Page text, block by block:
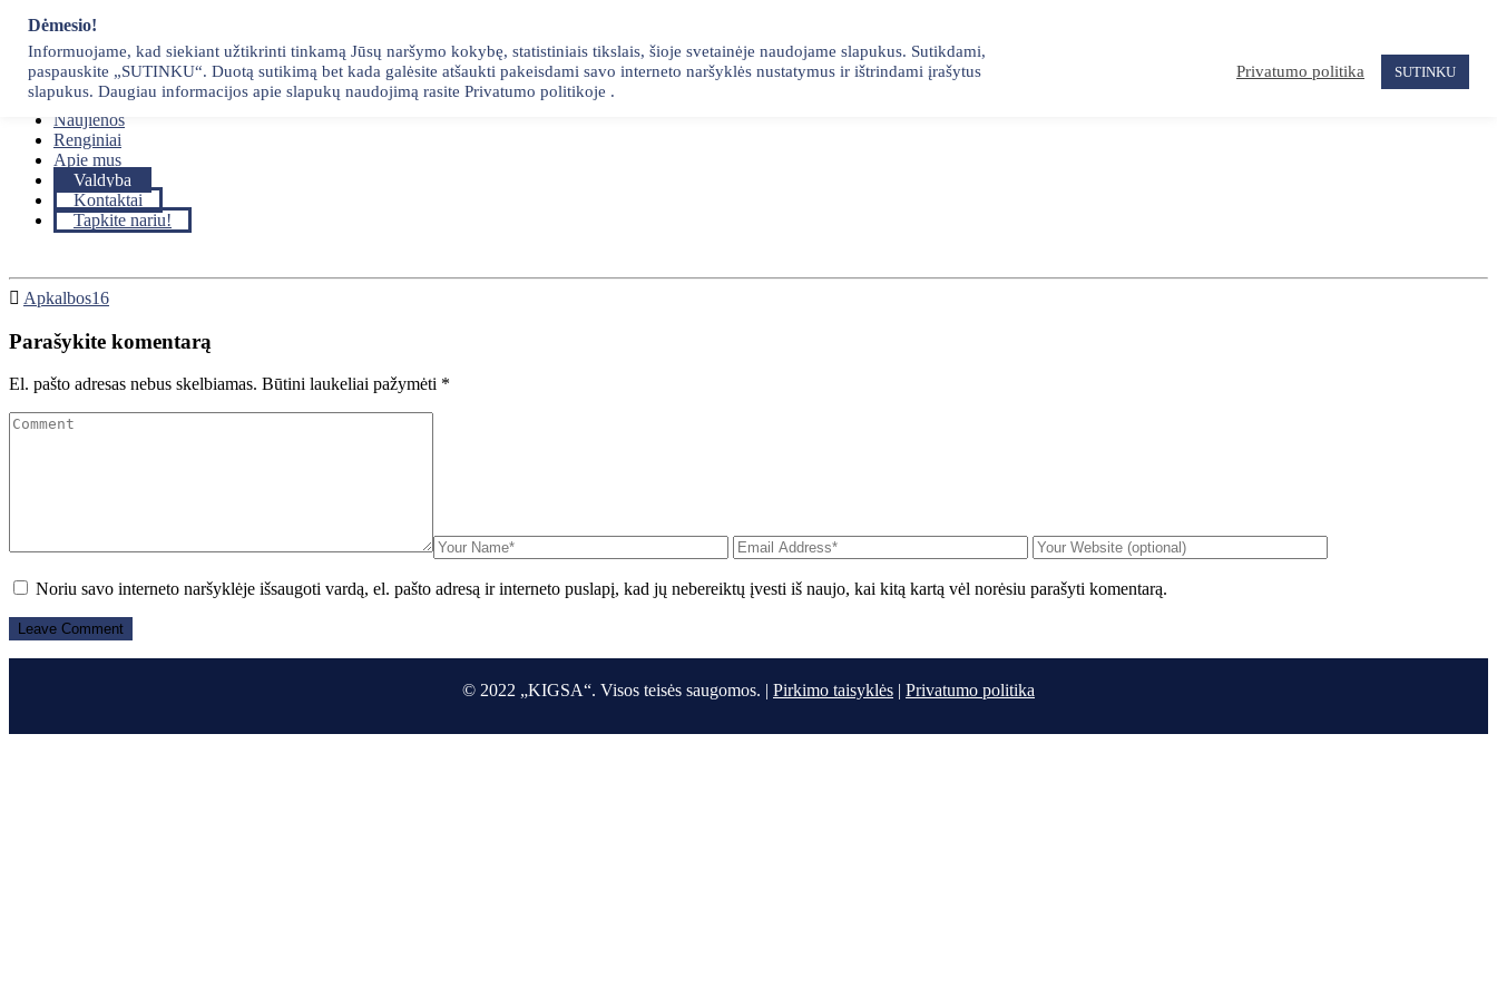
Skip
content
Pradžia
Narystė
Naujienos
Renginiai
Apie mus
Valdyba
Kontaktai
Tapkite nariu!
Apkalbos16
Parašykite komentarą
El. pašto adresas nebus skelbiamas. Būtini laukeliai pažymėti *
Noriu savo interneto naršyklėje išsaugoti vardą, el. pašto adresą ir interneto puslapį, kad jų nebereiktų įvesti iš naujo, kai kitą kartą vėl norėsiu parašyti komentarą.
© 2022 „KIGSA“. Visos teisės saugomos. | Pirkimo taisyklės | Privatumo politika
Dėmesio!
Informuojame, kad siekiant užtikrinti tinkamą Jūsų naršymo kokybę, statistiniais tikslais, šioje svetainėje naudojame slapukus. Sutikdami,
paspauskite „SUTINKU“. Duotą sutikimą bet kada galėsite atšaukti pakeisdami savo interneto naršyklės nustatymus ir ištrindami įrašytus
slapukus. Daugiau informacijos apie slapukų naudojimą rasite Privatumo politikoje .
Privatumo politika SUTINKU